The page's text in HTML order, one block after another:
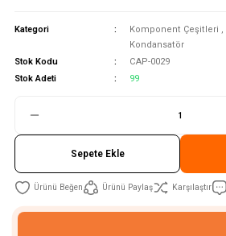
Kategori Komponent Çeşitleri ,
Kondansatör
Stok Kodu
CAP-0029
Stok Adeti
99
Sepete Ekle
Ürünü Paylaş Karşılaştır